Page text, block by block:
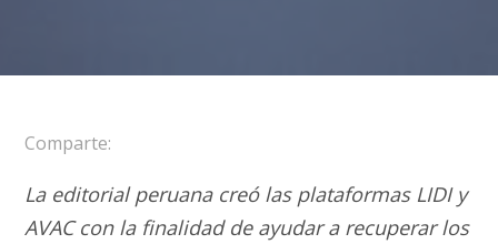
Comparte:
La editorial peruana creó las plataformas LIDI y
AVAC con la finalidad de ayudar a recuperar los